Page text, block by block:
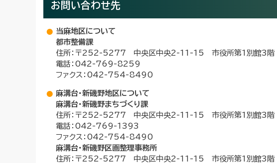
お問い合わせ先
当麻地区について
都市整備課
住所：〒252-5277 中央区中央2-11-15 市役所第1別館3階
電話：042-769-8259
ファクス：042-754-8490
麻溝台・新磯野地区について
麻溝台・新磯野まちづくり課
住所：〒252-5277 中央区中央2-11-15 市役所第1別館3階
電話：042-769-1393
ファクス：042-754-8490
麻溝台・新磯野区画整理事務所
住所：〒252-5277 中央区中央2-11-15 市役所第1別館3階